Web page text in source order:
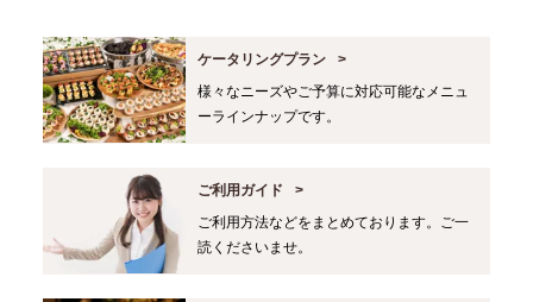
ケータリングプラン
様々なニーズやご予算に対応可能なメニュ
ーラインナップです。
ご利用ガイド
ご利用方法などをまとめております。ご一
読くださいませ。